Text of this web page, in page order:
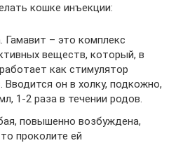
кошке инъекции:
Гамавит – это комплекс
веществ, который, в
как стимулятор
Вводится он в холку, подкожно,
1-2 раза в течении родов.
повышенно возбуждена,
проколите ей